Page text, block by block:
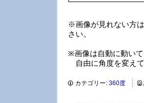
※画像が見れない方
さい。
※画像は自動に動い
自由に角度を変えて
カテゴリー: 360度